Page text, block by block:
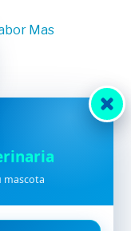
Mas
mascota